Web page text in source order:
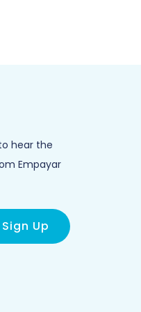
hear the
Empayar